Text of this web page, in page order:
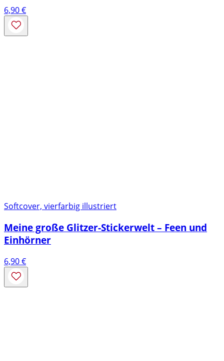
6,90€
Softcover, vierfarbig illustriert
Meine große Glitzer-Stickerwelt – Feen und
Einhörner
6,90€